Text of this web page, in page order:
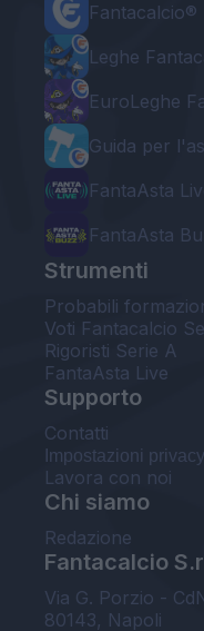
Fantacalcio®
Leghe
EuroLeghe
Guida per
FantaAsta
FantaAsta
Strumenti
Probabili
Voti Fantacalcio
Rigoristi Serie A
FantaAsta Live
Supporto
Contatti
Impostazioni privacy
Lavora con noi
Chi siamo
Redazione
Fantacalcio
Via G. Porzio -
80143, Napoli